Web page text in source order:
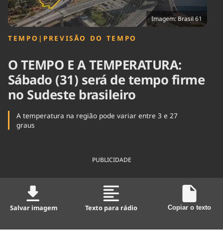
Imagem: Brasil 61
TEMPO | PREVISÃO DO TEMPO
O TEMPO E A TEMPERATURA:
Sábado (31) será de tempo firme
no Sudeste brasileiro
A temperatura na região pode variar entre 3 e 27
graus
PUBLICIDADE
Salvar imagem Texto para rádio Copiar o texto